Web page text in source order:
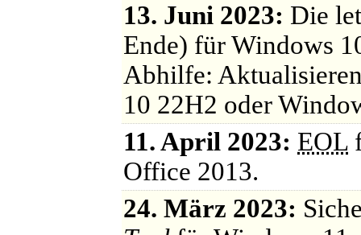
13. Juni 2023: Die
Ende) für Windows
Abhilfe:
10 22H2 oder
11. April 2023: EOL
Office 2013.
24. März 2023: